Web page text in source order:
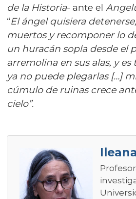
de la Historia- ante el
“El ángel quisiera
muertos y recomponer lo
un huracán sopla desde el
arremolina en sus alas, y
ya no puede plegarlas […]
cúmulo de ruinas crece
cielo”.